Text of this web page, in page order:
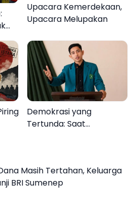
Upacara Kemerdekaan,
Upacara Melupakan
Demokrasi yang
Tertunda: Saat
Masih Tertahan, Keluarga
BRI Sumenep